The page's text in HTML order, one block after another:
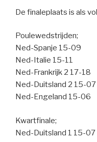
De finaleplaats is als
Poulewedstrijden;
Ned-Spanje 15-09
Ned-Italie 15-11
Ned-Frankrijk 2 17-18
Ned-Duitsland 2 15-07
Ned-Engeland 15-06
Kwartfinale;
Ned-Duitsland 1 15-07